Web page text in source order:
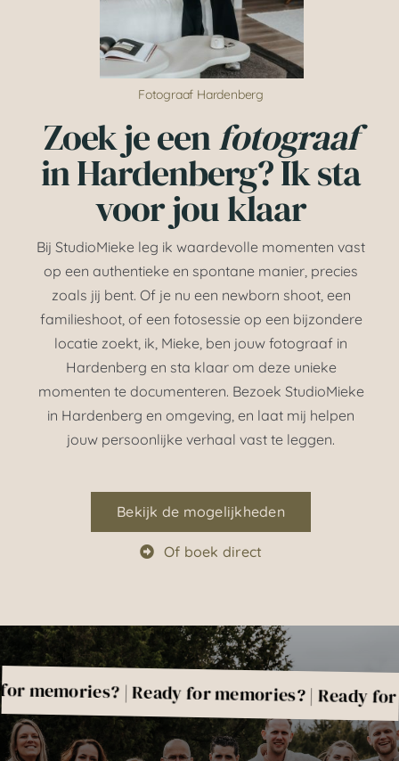
Fotograaf Hardenberg
Zoek je eenfotograaf
in Hardenberg? Ik sta
voor jou klaar
Bij StudioMieke leg ik waardevolle momenten vast
op een authentieke en spontane manier, precies
zoals jij bent. Of je nu een newborn shoot, een
familieshoot, of een fotosessie op een bijzondere
locatie zoekt, ik, Mieke, ben jouw fotograaf in
Hardenberg en sta klaar om deze unieke
momenten te documenteren. Bezoek StudioMieke
in Hardenberg en omgeving, en laat mij helpen
jouw persoonlijke verhaal vast te leggen.
Bekijk de mogelijkheden
Of boek direct
| Ready for memories? | Ready for